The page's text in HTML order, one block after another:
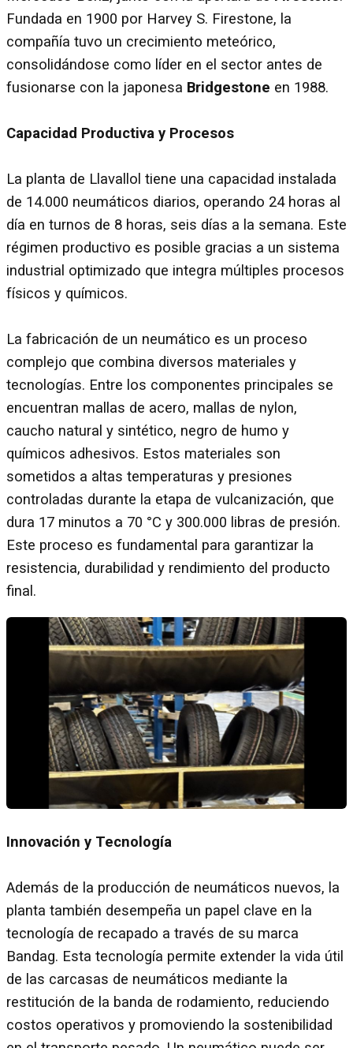
Fundada en 1900 por Harvey S. Firestone, la
compañía tuvo un crecimiento meteórico,
consolidándose como líder en el sector antes de
fusionarse con la japonesa Bridgestone en 1988.
Capacidad Productiva y Procesos
La planta de Llavallol tiene una capacidad instalada
de 14.000 neumáticos diarios, operando 24 horas al
día en turnos de 8 horas, seis días a la semana. Este
régimen productivo es posible gracias a un sistema
industrial optimizado que integra múltiples procesos
físicos y químicos.
La fabricación de un neumático es un proceso
complejo que combina diversos materiales y
tecnologías. Entre los componentes principales se
encuentran mallas de acero, mallas de nylon,
caucho natural y sintético, negro de humo y
químicos adhesivos. Estos materiales son
sometidos a altas temperaturas y presiones
controladas durante la etapa de vulcanización, que
dura 17 minutos a 70 °C y 300.000 libras de presión.
Este proceso es fundamental para garantizar la
resistencia, durabilidad y rendimiento del producto
final.
Innovación y Tecnología
Además de la producción de neumáticos nuevos, la
planta también desempeña un papel clave en la
tecnología de recapado a través de su marca
Bandag. Esta tecnología permite extender la vida útil
de las carcasas de neumáticos mediante la
restitución de la banda de rodamiento, reduciendo
costos operativos y promoviendo la sostenibilidad